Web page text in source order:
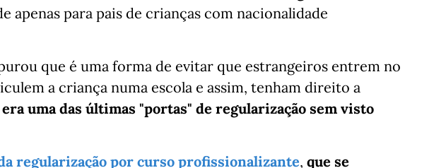
apenas para pais de crianças com nacionalidade
que é uma forma de evitar que estrangeiros entrem no
a criança numa escola e assim, tenham direito a
era uma das últimas "portas" de regularização sem visto
regularização por curso profissionalizante, que se